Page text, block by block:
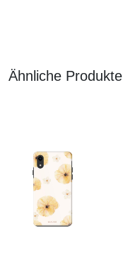
Ähnliche Produkte